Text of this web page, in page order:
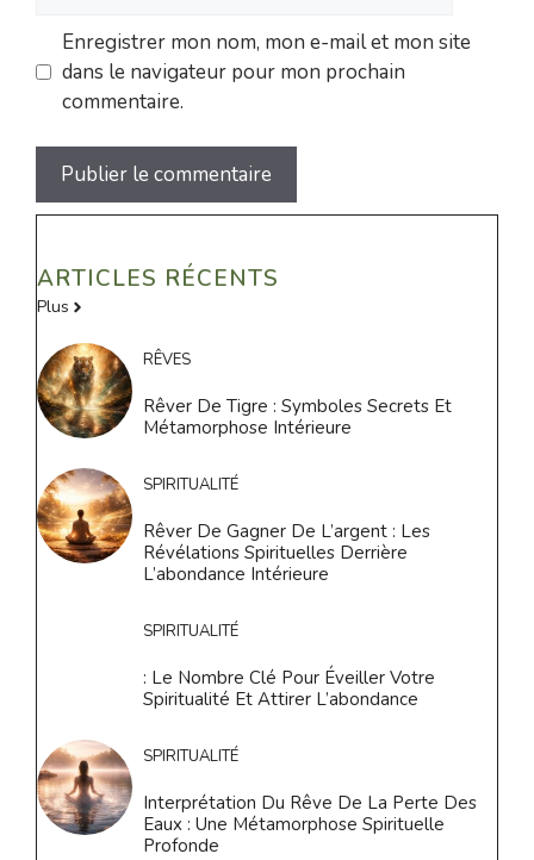
Enregistrer mon nom, mon e-mail et mon site
dans le navigateur pour mon prochain
commentaire.
ARTICLES RÉCENTS
Plus
RÊVES
Rêver De Tigre : Symboles Secrets Et
Métamorphose Intérieure
SPIRITUALITÉ
Rêver De Gagner De L’argent : Les
Révélations Spirituelles Derrière
L’abondance Intérieure
SPIRITUALITÉ
: Le Nombre Clé Pour Éveiller Votre
Spiritualité Et Attirer L’abondance
SPIRITUALITÉ
Interprétation Du Rêve De La Perte Des
Eaux : Une Métamorphose Spirituelle
Profonde